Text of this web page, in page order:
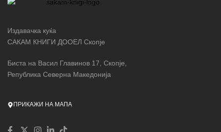
Издавачка куќа
САКАМ КНИГИ ДООЕЛ Скопје
Биста на Васил Главинов 17, Скопје,
Република Северна Македонија
ПРИКАЖИ НА МАПА